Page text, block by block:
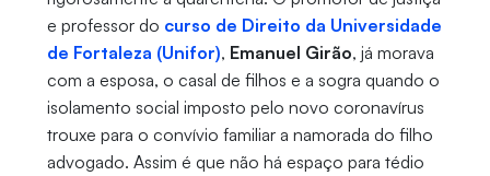
e professor do curso de Direito da Universidade
de Fortaleza (Unifor), Emanuel Girão, já morava
com a esposa, o casal de filhos e a sogra quando o
isolamento social imposto pelo novo coronavírus
trouxe para o convívio familiar a namorada do filho
advogado. Assim é que não há espaço para tédio